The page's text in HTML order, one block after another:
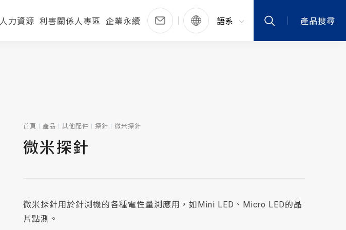
人力資源 利害關係人專區 企業永續 語系 產品搜尋
首頁 產品 其他配件 探針 微米探針
微米探針
微米探針用於針測機的各種電性量測應用，如Mini LED、Micro LED的晶
片點測。